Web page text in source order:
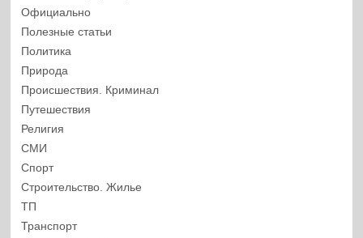
Официально
Полезные статьи
Политика
Природа
Происшествия. Криминал
Путешествия
Религия
СМИ
Спорт
Строительство. Жилье
ТП
Транспорт